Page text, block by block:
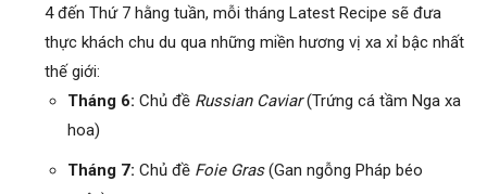
4 đến Thứ 7 hằng tuần, mỗi tháng Latest Recipe sẽ đưa
thực khách chu du qua những miền hương vị xa xỉ bậc nhất
thế giới:
Tháng 6: Chủ đề Russian Caviar(Trứng cá tầm Nga xa
hoa)
Tháng 7: Chủ đề Foie Gras(Gan ngỗng Pháp béo